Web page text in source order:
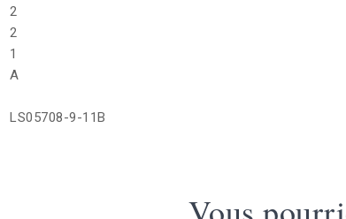
2
2
1
A
LS05708-9-11B